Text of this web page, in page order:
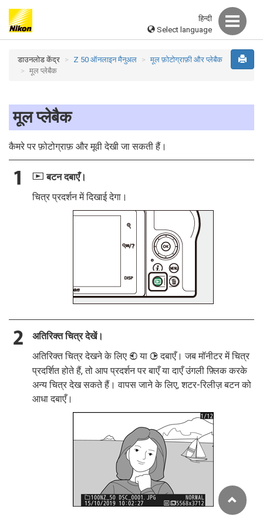
हिन्दी
Select language
डाउनलोड केंद्र Z 50 ऑनलाइन मैनुअल
मूल फ़ोटोग्राफ़ी और प्लेबैक
मूल प्लेबैक
मूल प्लेबैक
कैमरे पर फ़ोटोग्राफ़ और मूवी देखी जा सकती हैं।
K बटन दबाएँ।
चित्र प्रदर्शन में दिखाई देगा।
अतिरिक्त चित्र देखें।
अतिरिक्त चित्र देखने के लिए 4या 2दबाएँ। जब मॉनीटर में चित्र
प्रदर्शित होते हैं, तो आप प्रदर्शन पर बाएँ या दाएँ उंगली फ़्लिक करके
अन्य चित्र देख सकते हैं। वापस जाने के लिए, शटर-रिलीज़ बटन को
आधा दबाएँ।